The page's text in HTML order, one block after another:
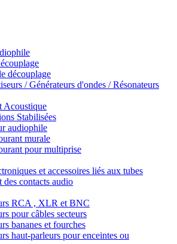
découplage
/ Générateurs d'ondes / Résonateurs
Acoustique
Stabilisées
audiophile
murale
pour multiprise
et accessoires liés aux tubes
des contacts audio
RCA , XLR et BNC
pour câbles secteurs
bananes et fourches
haut-parleurs pour enceintes ou